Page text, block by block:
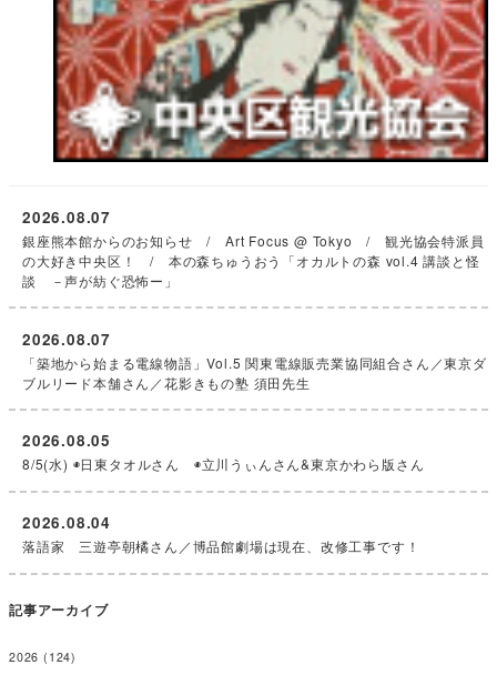
銀座熊本館からのお知らせ / Art Focus @ Tokyo / 観光協会特派員
の大好き中央区！ / 本の森ちゅうおう「オカルトの森 vol.4 講談と怪
談 －声が紡ぐ恐怖ー」
2026.08.07
「築地から始まる電線物語」Vol.5 関東電線販売業協同組合さん／東京ダ
ブルリード本舗さん／花影きもの塾 須田先生
2026.08.07
8/5(水) ◉日東タオルさん ◉立川うぃんさん&東京かわら版さん
2026.08.05
落語家 三遊亭朝橘さん／博品館劇場は現在、改修工事です！
2026.08.04
記事アーカイブ
2026 (124)